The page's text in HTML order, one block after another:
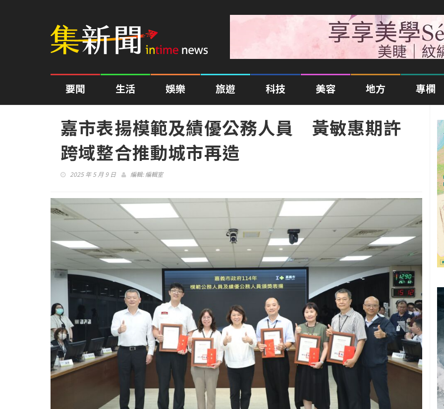
要聞 生活 娛樂 旅遊 科技 美容 地方 專欄
嘉市表揚模範及績優公務人員 黃敏惠期許
跨域整合推動城市再造
2025 年 5 月 9 日 編輯:編輯室